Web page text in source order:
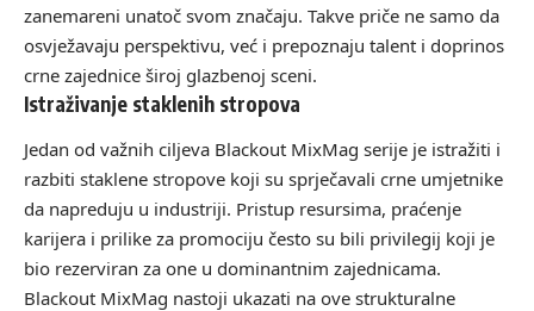
zanemareni unatoč svom značaju. Takve priče ne samo da
osvježavaju perspektivu, već i prepoznaju talent i doprinos
crne zajednice široj glazbenoj sceni.
Istraživanje staklenih stropova
Jedan od važnih ciljeva Blackout MixMag serije je istražiti i
razbiti staklene stropove koji su sprječavali crne umjetnike
da napreduju u industriji. Pristup resursima, praćenje
karijera i prilike za promociju često su bili privilegij koji je
bio rezerviran za one u dominantnim zajednicama.
Blackout MixMag nastoji ukazati na ove strukturalne